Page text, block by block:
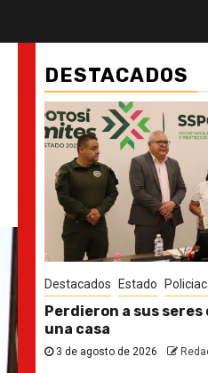
DESTACADOS
Destacados Estado
Ya casi, el quinto
30 de julio de 2026